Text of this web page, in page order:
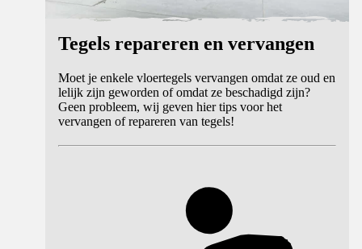
Tegels repareren en vervangen
Moet je enkele vloertegels vervangen omdat ze oud en
lelijk zijn geworden of omdat ze beschadigd zijn?
Geen probleem, wij geven hier tips voor het
vervangen of repareren van tegels!